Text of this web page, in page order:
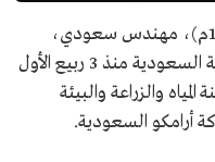
(ولد 1385هـ/1965م)، مهندس سعودي،
عضو مجلس الشورى في المملكة العربية السعودية منذ 3 ربيع الأول
وعضو لجنة المياه والزراعة والبيئة
أرامكو السعودية.